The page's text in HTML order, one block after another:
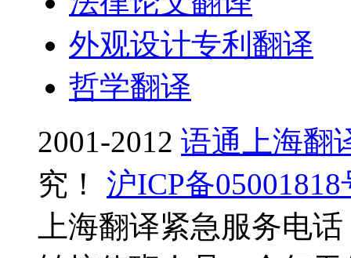
外观设计专利翻译
哲学翻译
2001-2012 语通上海翻
究！
沪ICP备05001818
上海翻译紧急服务电